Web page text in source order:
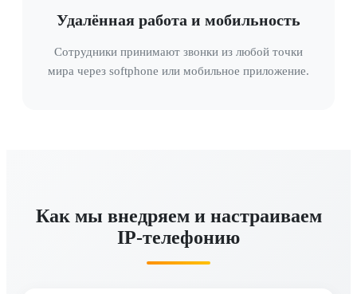
Удалённая работа и мобильность
Сотрудники принимают звонки из любой точки
мира через softphone или мобильное приложение.
Как мы внедряем и настраиваем
IP-телефонию